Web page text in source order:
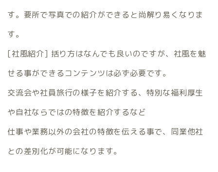
す。要所で写真での紹介ができると尚解り易くなりま
す。
[社風紹介] 括り方はなんでも良いのですが、社風を魅
せる事ができるコンテンツは必ず必要です。
交流会や社員旅行の様子を紹介する、特別な福利厚生
や自社ならではの特徴を紹介するなど
仕事や業務以外の会社の特徴を伝える事で、同業他社
との差別化が可能になります。